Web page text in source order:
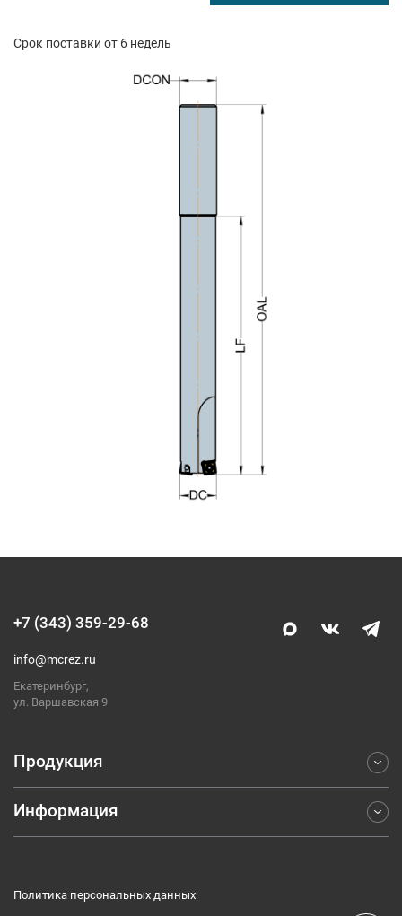
Срок поставки от 6 недель
Продукция
Фрезерование
Точение
Отрезка и обработка канавок
Информация
+7 (343) 359-29-68
info@mcrez.ru
Екатеринбург,
ул. Варшавская 9
Политика персональных данных